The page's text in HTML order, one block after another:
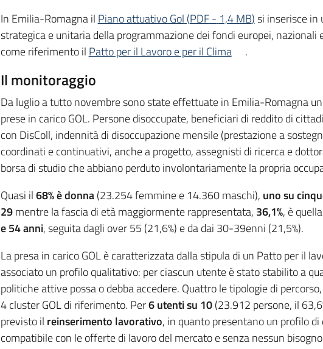
In Emilia-Romagna il Piano attuativo Gol (PDF- 1,4 MB)si inserisce in
strategica e unitaria della programmazione dei fondi europei, nazionali
come riferimento il Patto per il Lavoro e per il Clima .
Il monitoraggio
Da luglio a tutto novembre sono state effettuate in Emilia-Romagna
prese in carico GOL. Persone disoccupate, beneficiari di reddito di
con DisColl, indennità di disoccupazione mensile (prestazione a
coordinati e continuativi, anche a progetto, assegnisti di ricerca e
borsa di studio che abbiano perduto involontariamente la propria
Quasi il68% è donna(23.254 femmine e 14.360 maschi), uno su
29mentre la fascia di età maggiormente rappresentata, 36,1%, è
e 54 anni, seguita dagli over 55 (21,6%) e da dai 30-39enni (21,5%).
La presa in carico GOL è caratterizzata dalla stipula di un Patto per il
associato un profilo qualitativo: per ciascun utente è stato stabilito a
politiche attive possa o debba accedere. Quattro le tipologie di
4 cluster GOL di riferimento. Per6 utenti su 10(23.912 persone, il
previsto il reinserimento lavorativo, in quanto presentano un profilo di
compatibile con le offerte di lavoro del mercato e senza nessun